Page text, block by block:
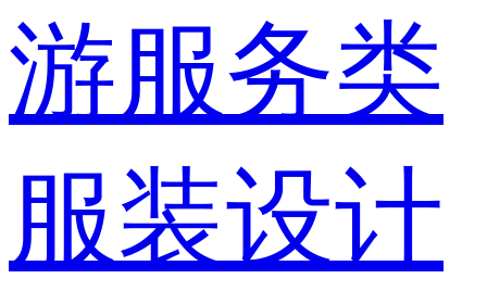
游服务类
服装设计